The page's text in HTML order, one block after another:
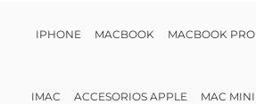
IPHONE MACBOOK MACBOOK PRO
IMAC ACCESORIOS APPLE MAC MINI